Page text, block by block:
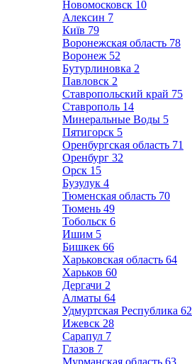
Новомосковск 10
Алексин 7
Київ 79
Воронежская область 78
Воронеж 52
Бутурлиновка 2
Павловск 2
Ставропольский край 75
Ставрополь 14
Минеральные Воды 5
Пятигорск 5
Оренбургская область 71
Оренбург 32
Орск 15
Бузулук 4
Тюменская область 70
Тюмень 49
Тобольск 6
Ишим 5
Бишкек 66
Харьковская область 64
Харьков 60
Дергачи 2
Алматы 64
Удмуртская Республика 62
Ижевск 28
Сарапул 7
Глазов 7
Мурманская область 63